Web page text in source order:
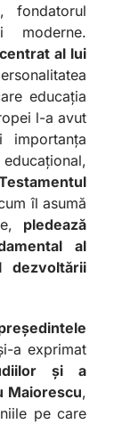
fondatorul
moderne.
al lui
educația
l-a avut
importanța
îl asumă
pledează
al
dezvoltării
a exprimat
și a
Maiorescu,
pe care